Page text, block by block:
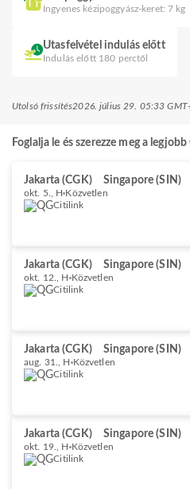
Ingyenes kézipoggyász-keret: 7 kg
Utasfelvétel indulás előtt
Indulás előtt 180 perctől
Utolsó frissítés2026. július 29. 05:33
Foglalja le és szerezze meg a
Jakarta (CGK) Singapore (SIN)
okt. 5., H Közvetlen
Citilink
Jakarta (CGK) Singapore (SIN)
okt. 12., H Közvetlen
Citilink
Jakarta (CGK) Singapore (SIN)
aug. 31., H Közvetlen
Citilink
Jakarta (CGK) Singapore (SIN)
okt. 19., H Közvetlen
Citilink